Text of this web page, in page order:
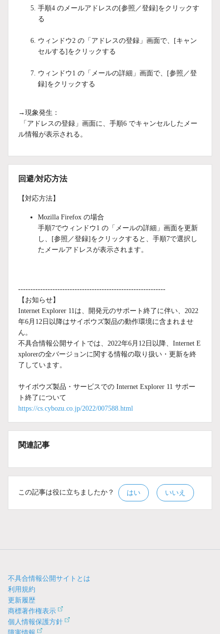
手順4 のメールアドレスの[参照／登録]をクリックす
る
ウィンドウ2 の「アドレスの登録」画面で、[キャン
セルする]をクリックする
ウィンドウ1 の「メールの詳細」画面で、[参照／登
録]をクリックする
→現象発生：
「アドレスの登録」画面に、手順6 でキャンセルしたメー
ル情報が表示される。
回避/対応方法
【対応方法】
Mozilla Firefox の場合
手順7でウィンドウ1 の「メールの詳細」画面を更新
し、[参照／登録]をクリックすると、手順7で選択し
たメールアドレスが表示されます。
------------------------------------------------------------
【お知らせ】
Internet Explorer 11は、開発元のサポート終了に伴い、2022
年6月12日以降はサイボウズ製品の動作環境に含まれませ
ん。
不具合情報公開サイトでは、2022年6月12日以降、Internet E
xplorerの全バージョンに関する情報の取り扱い・更新を終
了しています。
サイボウズ製品・サービスでの Internet Explorer 11 サポー
ト終了について
https://cs.cybozu.co.jp/2022/007588.html
関連記事
この記事は役に立ちましたか？ はい いいえ
不具合情報公開サイトとは
利用規約
更新履歴
商標著作権表示
個人情報保護方針